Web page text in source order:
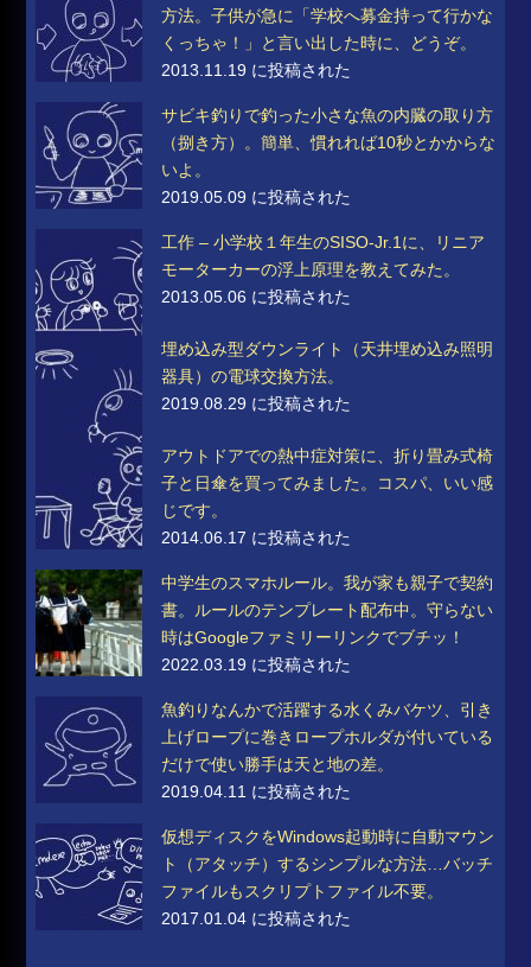
方法。子供が急に「学校へ募金持って行かな
くっちゃ！」と言い出した時に、どうぞ。
2013.11.19 に投稿された
サビキ釣りで釣った小さな魚の内臓の取り方
（捌き方）。簡単、慣れれば10秒とかからな
いよ。
2019.05.09 に投稿された
工作 – 小学校１年生のSISO-Jr.1に、リニア
モーターカーの浮上原理を教えてみた。
2013.05.06 に投稿された
埋め込み型ダウンライト（天井埋め込み照明
器具）の電球交換方法。
2019.08.29 に投稿された
アウトドアでの熱中症対策に、折り畳み式椅
子と日傘を買ってみました。コスパ、いい感
じです。
2014.06.17 に投稿された
中学生のスマホルール。我が家も親子で契約
書。ルールのテンプレート配布中。守らない
時はGoogleファミリーリンクでブチッ！
2022.03.19 に投稿された
魚釣りなんかで活躍する水くみバケツ、引き
上げロープに巻きロープホルダが付いている
だけで使い勝手は天と地の差。
2019.04.11 に投稿された
仮想ディスクをWindows起動時に自動マウン
ト（アタッチ）するシンプルな方法…バッチ
ファイルもスクリプトファイル不要。
2017.01.04 に投稿された